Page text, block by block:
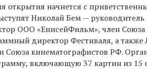
открытия начнется с
Николай Бем —
ООО «ЕнисейФильм», член
директор Фестиваля, а
Союза кинематографистов РФ.
включающую 37 картин из 15